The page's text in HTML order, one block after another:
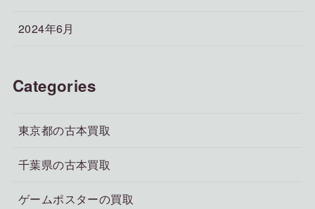
2024年6月
Categories
東京都の古本買取
千葉県の古本買取
ゲームポスターの買取